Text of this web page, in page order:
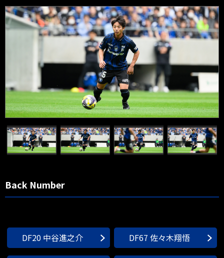
Back Number
DF20 中谷進之介 DF67 佐々木翔悟